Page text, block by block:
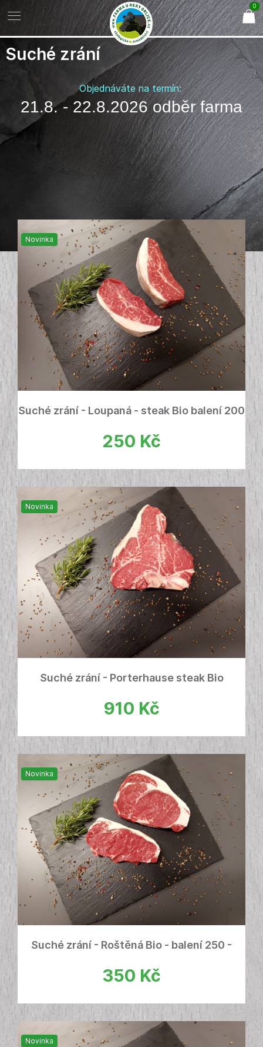
Suché zrání
Objednáváte na termín:
21.8. - 22.8.2026 odběr farma
Novinka
Suché zrání - Loupaná - steak Bio balení 200
250 Kč
Novinka
Suché zrání - Porterhause steak Bio
910 Kč
Novinka
Suché zrání - Roštěná Bio - balení 250 -
350 Kč
Novinka
0